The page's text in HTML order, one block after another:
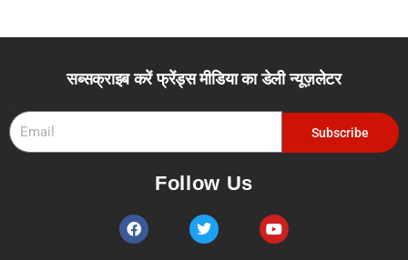
सब्सक्राइब करें फ्रेंड्स मीडिया का डेली न्यूज़लेटर
Subscribe
Follow Us
F
a
c
T
w
i
Y
o
u